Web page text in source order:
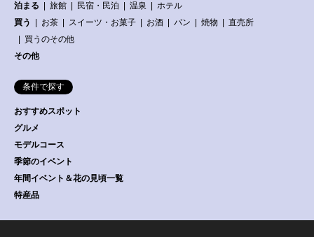
泊まる
旅館 民宿・民泊 温泉
ホテル
買う
お茶 スイーツ・お菓子 お酒 パン 焼物
直売所
買うのその他
その他
条件で探す
おすすめスポット
グルメ
モデルコース
季節のイベント
年間イベント＆花の見頃一覧
特産品